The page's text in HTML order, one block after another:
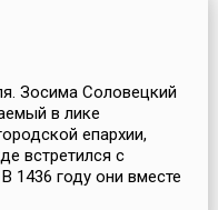
Зосима Соловецкий
в лике
епархии,
встретился с
1436 году они вместе